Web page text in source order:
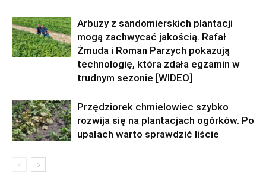
Arbuzy z sandomierskich plantacji
mogą zachwycać jakością. Rafał
Żmuda i Roman Parzych pokazują
technologię, która zdała egzamin w
trudnym sezonie [WIDEO]
Przędziorek chmielowiec szybko
rozwija się na plantacjach ogórków. Po
upałach warto sprawdzić liście